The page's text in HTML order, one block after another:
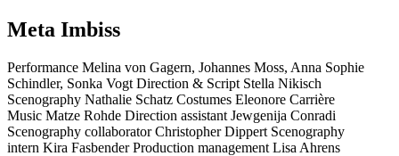
Meta Imbiss
Performance Melina von Gagern, Johannes Moss, Anna Sophie
Schindler, Sonka Vogt Direction & Script Stella Nikisch
Scenography Nathalie Schatz Costumes Eleonore Carrière
Music Matze Rohde Direction assistant Jewgenija Conradi
Scenography collaboratorChristopher Dippert Scenography
intern Kira FasbenderProduction management Lisa Ahrens